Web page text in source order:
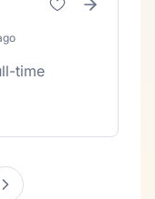
time